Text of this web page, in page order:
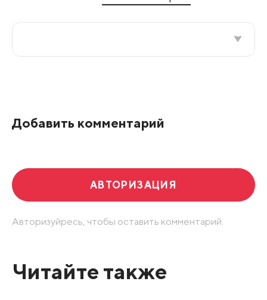
Добавить комментарий
АВТОРИЗАЦИЯ
Авторизуйресь, чтобы оставить комментарий.
Читайте также